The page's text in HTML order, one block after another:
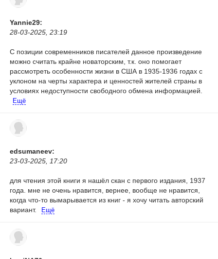
Yannie29:
28-03-2025, 23:19
С позиции современников писателей данное произведение
можно считать крайне новаторским, т.к. оно помогает
рассмотреть особенности жизни в США в 1935-1936 годах с
уклоном на черты характера и ценностей жителей страны в
условиях недоступности свободного обмена информацией.
Ещё
edsumaneev:
23-03-2025, 17:20
для чтения этой книги я нашёл скан с первого издания, 1937
года. мне не очень нравится, вернее, вообще не нравится,
когда что-то вымарывается из книг - я хочу читать авторский
вариант.
Ещё